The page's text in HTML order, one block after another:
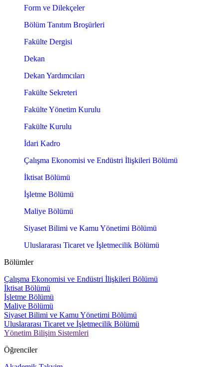
Form ve Dilekçeler
Bölüm Tanıtım Broşürleri
Fakülte Dergisi
Dekan
Dekan Yardımcıları
Fakülte Sekreteri
Fakülte Yönetim Kurulu
Fakülte Kurulu
İdari Kadro
Çalışma Ekonomisi ve Endüstri İlişkileri Bölümü
İktisat Bölümü
İşletme Bölümü
Maliye Bölümü
Siyaset Bilimi ve Kamu Yönetimi Bölümü
Uluslararası Ticaret ve İşletmecilik Bölümü
Bölümler
Çalışma Ekonomisi ve Endüstri İlişkileri Bölümü
İktisat Bölümü
İşletme Bölümü
Maliye Bölümü
Siyaset Bilimi ve Kamu Yönetimi Bölümü
Uluslararası Ticaret ve İşletmecilik Bölümü
Yönetim Bilişim Sistemleri
Öğrenciler